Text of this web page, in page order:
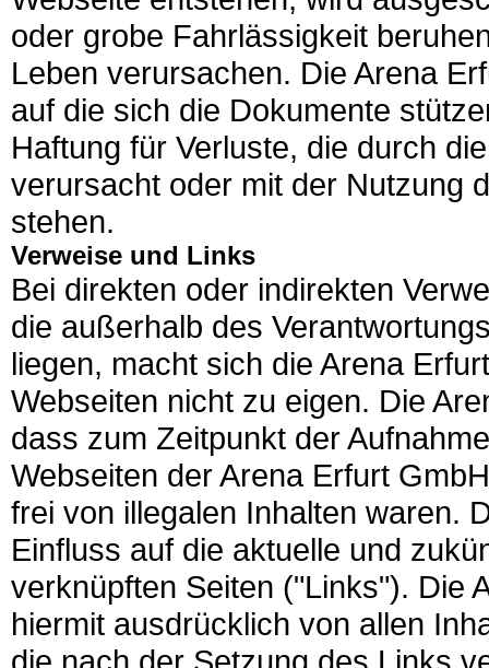
oder grobe Fahrlässigkeit
Leben verursachen. Die Arena
auf die sich die Dokumente
Haftung für Verluste, die durch
verursacht oder mit der Nutzung
stehen.
Verweise und Links
Bei direkten oder indirekten
die außerhalb des
liegen, macht sich die Arena
Webseiten nicht zu eigen. Die
dass zum Zeitpunkt der
Webseiten der Arena Erfurt
frei von illegalen Inhalten waren.
Einfluss auf die aktuelle und
verknüpften Seiten ("Links"). Die
hiermit ausdrücklich von allen